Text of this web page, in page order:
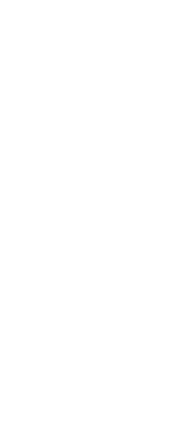
Seed Oil,